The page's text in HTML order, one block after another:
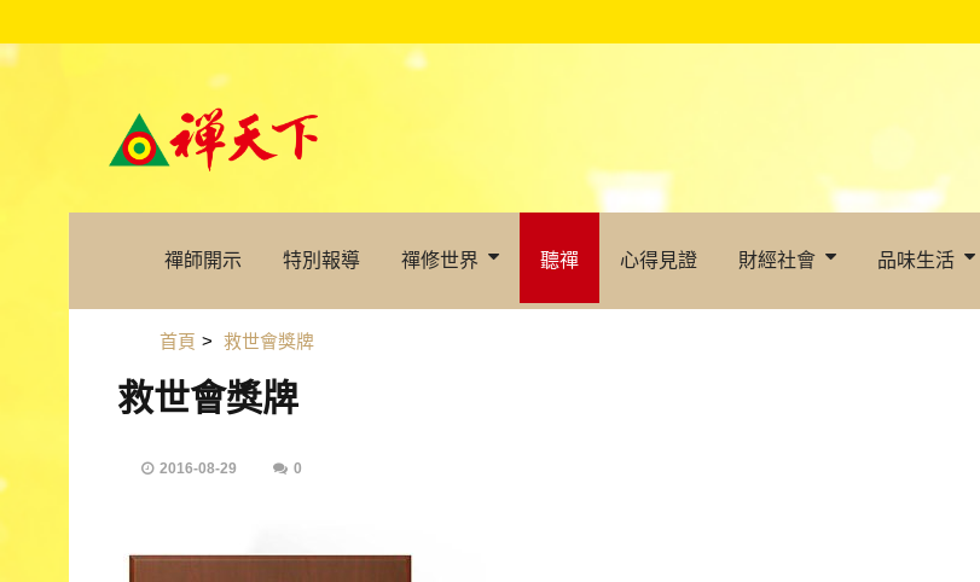
禪師開示 特別報導 禪修世界 聽禪 心得見證 財經社會 品味生活
首頁 > 救世會獎牌
救世會獎牌
2016-08-29 0